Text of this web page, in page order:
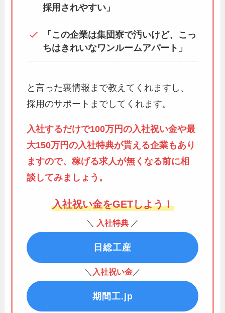
採用されやすい」
「この企業は集団寮で汚いけど、こっ
ちはきれいなワンルームアパート」
と言った裏情報まで教えてくれますし、
採用のサポートまでしてくれます。
入社するだけで100万円の入社祝い金や最
大150万円の入社特典が貰える企業もあり
ますので、稼げる求人が無くなる前に相
談してみましょう。
入社祝い金をGETしよう！
＼ 入社特典 ／
日総工産
＼ 入社祝い金 ／
期間工.jp